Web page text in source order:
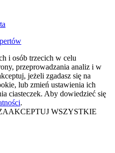
i osób trzecich w celu
przeprowadzania analiz i w
jeżeli zgadasz się na
lub zmień ustawienia ich
ciasteczek. Aby dowiedzieć się
.
WSZYSTKIE